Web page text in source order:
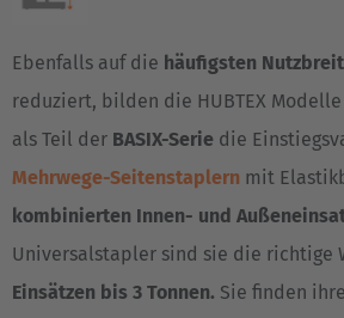
Ebenfalls auf die häufigsten
reduziert, bilden die HUBTEX Modelle
als Teil der BASIX-Serie die
Mehrwege-Seitenstaplern mit
kombinierten Innen- und
Universalstapler sind sie die richtige
Einsätzen bis 3 Tonnen. Sie finden